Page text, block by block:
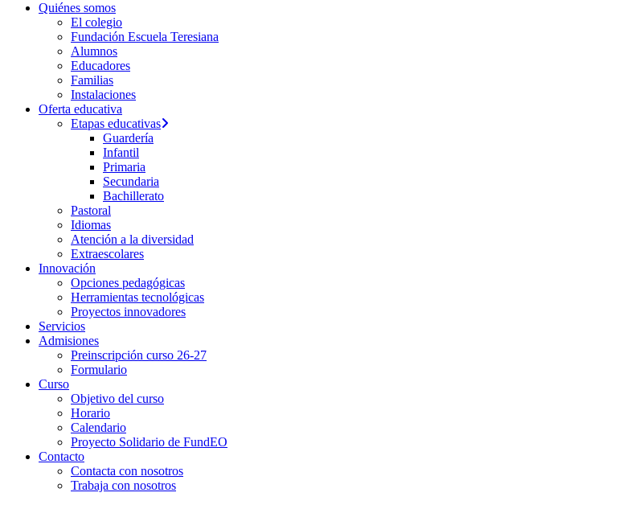
Quiénes somos
El colegio
Fundación Escuela Teresiana
Alumnos
Educadores
Familias
Instalaciones
Oferta educativa
Etapas educativas
Guardería
Infantil
Primaria
Secundaria
Bachillerato
Pastoral
Idiomas
Atención a la diversidad
Extraescolares
Innovación
Opciones pedagógicas
Herramientas tecnológicas
Proyectos innovadores
Servicios
Admisiones
Preinscripción curso 26-27
Formulario
Curso
Objetivo del curso
Horario
Calendario
Proyecto Solidario de FundEO
Contacto
Contacta con nosotros
Trabaja con nosotros